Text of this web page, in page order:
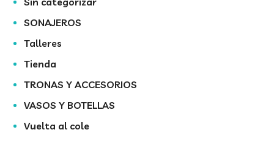
SONAJEROS
Talleres
Tienda
TRONAS Y ACCESORIOS
VASOS Y BOTELLAS
Vuelta al cole